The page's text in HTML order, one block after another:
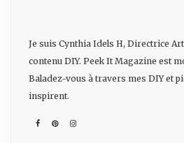
Je suis Cynthia Idels H, Directrice
contenu DIY. Peek It Magazine est
Baladez-vous à travers mes DIY et
inspirent.